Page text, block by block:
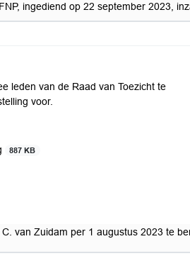
ingediend op 22 september 2023,
leden van de Raad van Toezicht te
voor.
887 KB
van Zuidam per 1 augustus 2023 te